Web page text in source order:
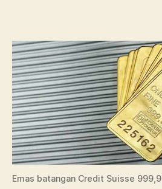
Emas batangan Credit Suisse 999,9